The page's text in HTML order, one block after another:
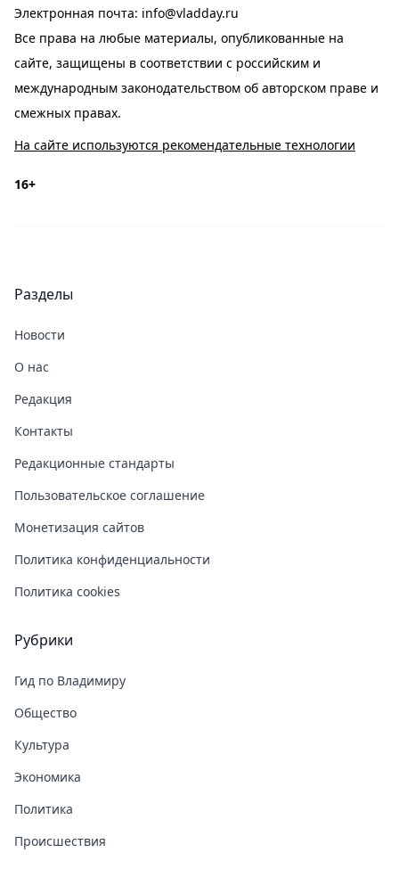
Электронная почта: info@vladday.ru
Все права на любые материалы, опубликованные на
сайте, защищены в соответствии с российским и
международным законодательством об авторском праве и
смежных правах.
На сайте используются рекомендательные технологии
16+
Разделы
Новости
О нас
Редакция
Контакты
Редакционные стандарты
Пользовательское соглашение
Монетизация сайтов
Политика конфиденциальности
Политика cookies
Рубрики
Гид по Владимиру
Общество
Культура
Экономика
Политика
Происшествия